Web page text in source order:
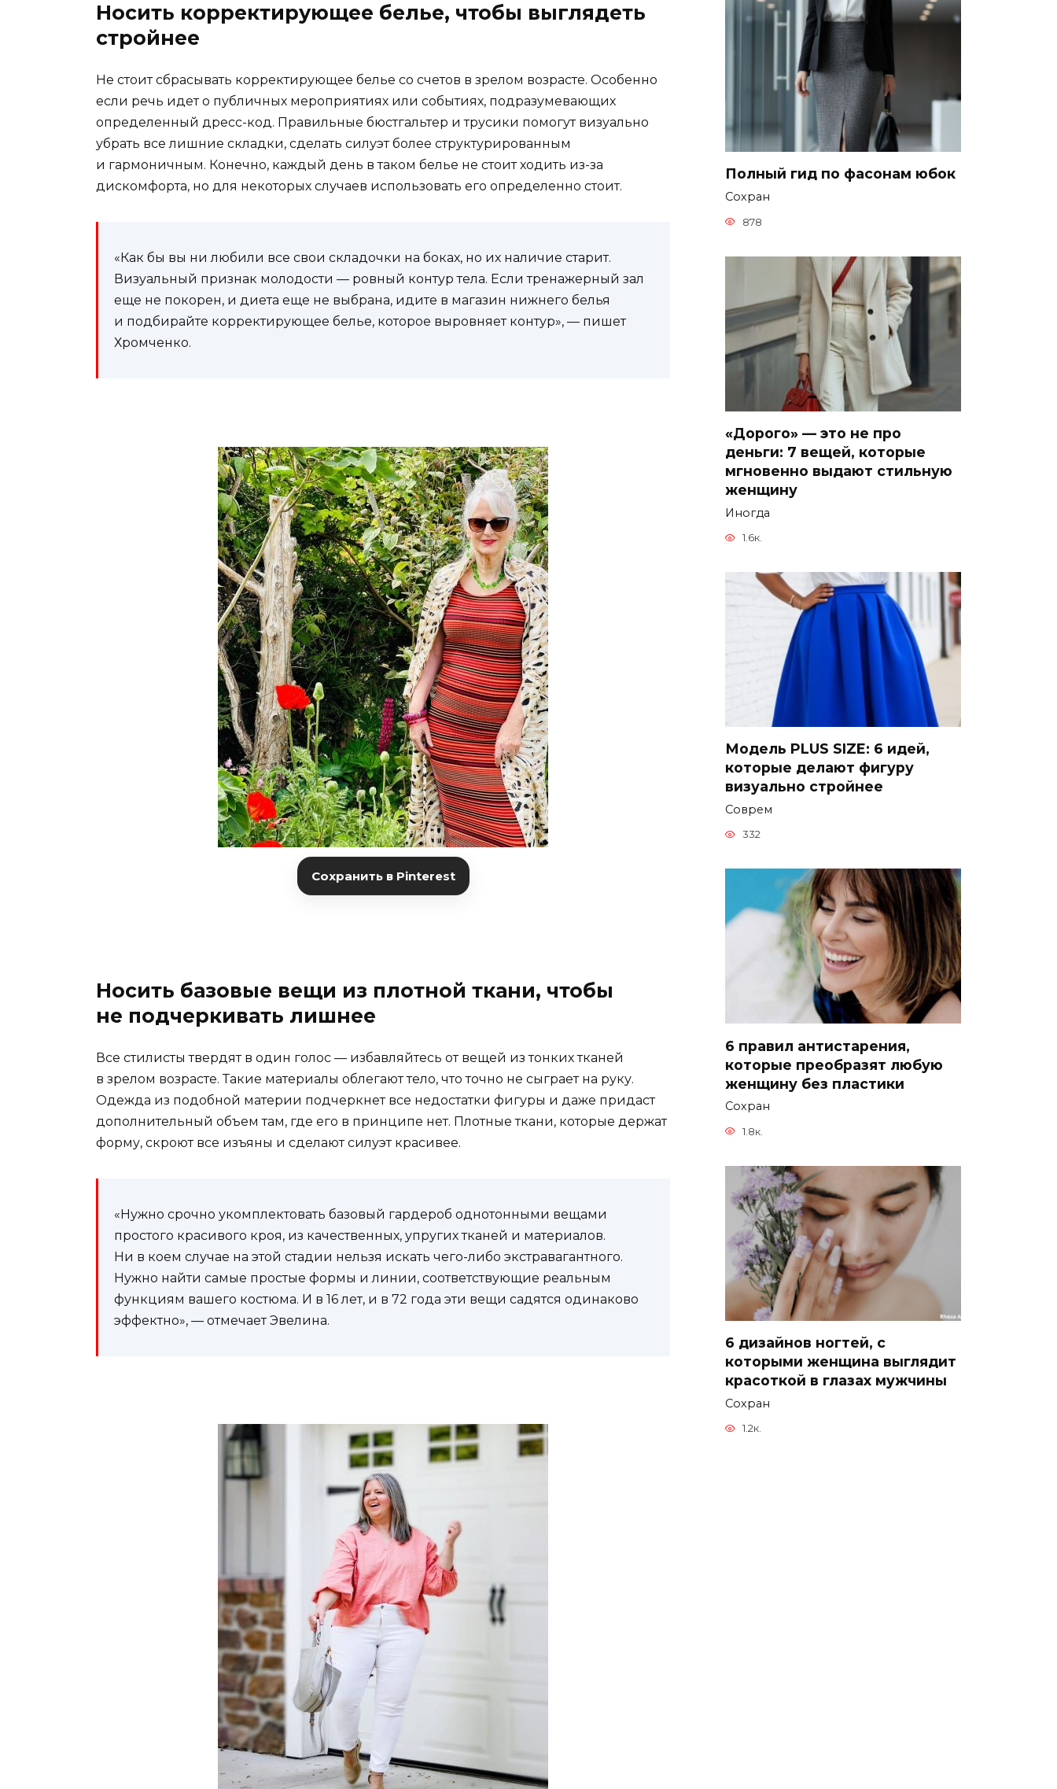
Носить корректирующее белье, чтобы выглядеть
стройнее
Не стоит сбрасывать корректирующее белье со счетов в зрелом возрасте. Особенно
если речь идет о публичных мероприятиях или событиях, подразумевающих
определенный дресс-код. Правильные бюстгальтер и трусики помогут визуально
убрать все лишние складки, сделать силуэт более структурированным
и гармоничным. Конечно, каждый день в таком белье не стоит ходить из-за
дискомфорта, но для некоторых случаев использовать его определенно стоит.
«Как бы вы ни любили все свои складочки на боках, но их наличие старит.
Визуальный признак молодости — ровный контур тела. Если тренажерный зал
еще не покорен, и диета еще не выбрана, идите в магазин нижнего белья
и подбирайте корректирующее белье, которое выровняет контур», — пишет
Хромченко.
Сохранить в Pinterest
Носить базовые вещи из плотной ткани, чтобы
не подчеркивать лишнее
Все стилисты твердят в один голос — избавляйтесь от вещей из тонких тканей
в зрелом возрасте. Такие материалы облегают тело, что точно не сыграет на руку.
Одежда из подобной материи подчеркнет все недостатки фигуры и даже придаст
дополнительный объем там, где его в принципе нет. Плотные ткани, которые держат
форму, скроют все изъяны и сделают силуэт красивее.
«Нужно срочно укомплектовать базовый гардероб однотонными вещами
простого красивого кроя, из качественных, упругих тканей и материалов.
Ни в коем случае на этой стадии нельзя искать чего-либо экстравагантного.
Нужно найти самые простые формы и линии, соответствующие реальным
функциям вашего костюма. И в 16 лет, и в 72 года эти вещи садятся одинаково
эффектно», — отмечает Эвелина.
Полный гид по фасонам юбок
Сохран
878
«Дорого» — это не про
деньги: 7 вещей, которые
мгновенно выдают стильную
женщину
Иногда
1.6к.
Модель PLUS SIZE: 6 идей,
которые делают фигуру
визуально стройнее
Соврем
332
6 правил антистарения,
которые преобразят любую
женщину без пластики
Сохран
1.8к.
6 дизайнов ногтей, с
которыми женщина выглядит
красоткой в глазах мужчины
Сохран
1.2к.